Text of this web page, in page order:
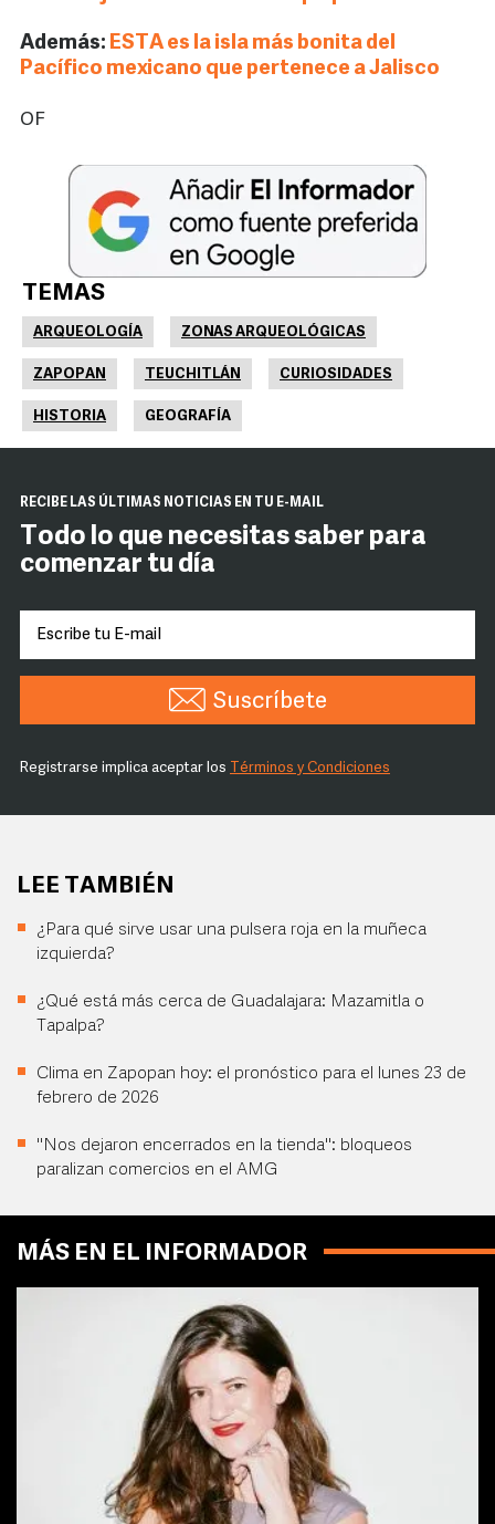
Además: ESTA es la isla más bonita del
Pacífico mexicano que pertenece a Jalisco
OF
TEMAS
ARQUEOLOGÍA ZONAS ARQUEOLÓGICAS
ZAPOPAN TEUCHITLÁN CURIOSIDADES
HISTORIA GEOGRAFÍA
RECIBE LAS ÚLTIMAS NOTICIAS EN TU E-MAIL
Todo lo que necesitas saber para
comenzar tu día
Suscríbete
Registrarse implica aceptar los Términos y Condiciones
LEE TAMBIÉN
¿Para qué sirve usar una pulsera roja en la muñeca
izquierda?
¿Qué está más cerca de Guadalajara: Mazamitla o
Tapalpa?
Clima en Zapopan hoy: el pronóstico para el lunes 23 de
febrero de 2026
"Nos dejaron encerrados en la tienda": bloqueos
paralizan comercios en el AMG
MÁS EN EL INFORMADOR